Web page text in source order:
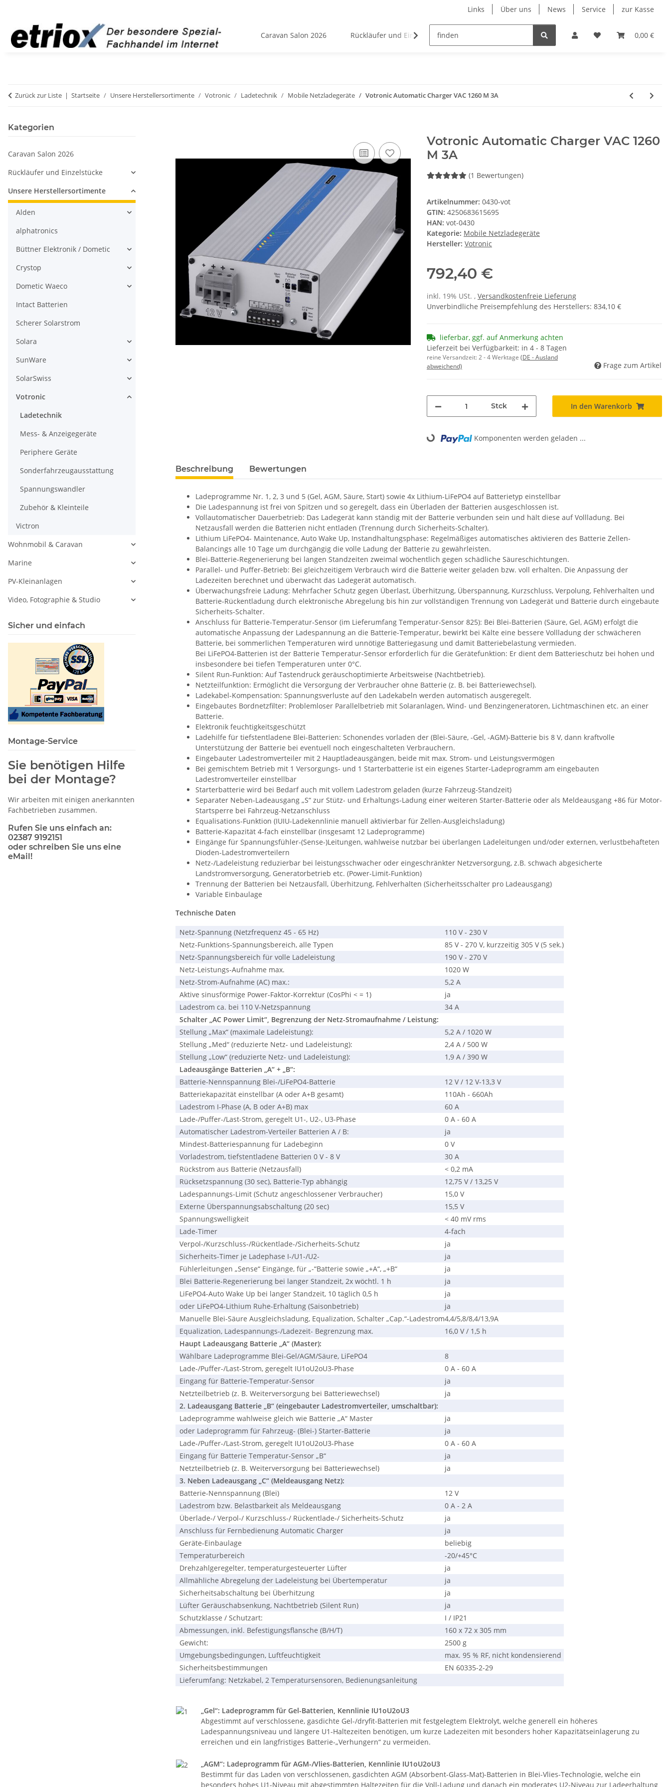
Links Über uns News Service zur Kasse
0,00 €
Caravan Salon 2026 Rückläufer und Einzelstücke Unsere Herstellersortimente Wohnmobil &
Zurück zur Liste Startseite Unsere Herstellersortimente Votronic Ladetechnik Mobile Netzladegeräte Votronic Automatic Charger VAC 1260 M 3A
Votronic Automatic Charger VAC 1260
M 3A
(1 Bewertungen)
Artikelnummer: 0430-vot
GTIN: 4250683615695
HAN: vot-0430
Kategorie: Mobile Netzladegeräte
Hersteller: Votronic
792,40 €
inkl. 19% USt. , Versandkostenfreie Lieferung
Unverbindliche Preisempfehlung des Herstellers: 834,10 €
lieferbar, ggf. auf Anmerkung achten
Lieferzeit bei Verfügbarkeit: in 4 - 8 Tagen
reine Versandzeit:2 - 4 Werktage (DE - Ausland
abweichend)
Frage zum Artikel
Stck In den Warenkorb
Loading... Komponenten werden geladen ...
Beschreibung Bewertungen
Ladeprogramme Nr. 1, 2, 3 und 5 (Gel, AGM, Säure, Start) sowie 4x Lithium-LiFePO4 auf Batterietyp einstellbar
Die Ladespannung ist frei von Spitzen und so geregelt, dass ein Überladen der Batterien ausgeschlossen ist.
Vollautomatischer Dauerbetrieb: Das Ladegerät kann ständig mit der Batterie verbunden sein und hält diese auf Vollladung. Bei
Netzausfall werden die Batterien nicht entladen (Trennung durch Sicherheits-Schalter).
Lithium LiFePO4- Maintenance, Auto Wake Up, Instandhaltungsphase: Regelmäßiges automatisches aktivieren des Batterie Zellen-
Balancings alle 10 Tage um durchgängig die volle Ladung der Batterie zu gewährleisten.
Blei-Batterie-Regenerierung bei langen Standzeiten zweimal wöchentlich gegen schädliche Säureschichtungen.
Parallel- und Puffer-Betrieb: Bei gleichzeitigem Verbrauch wird die Batterie weiter geladen bzw. voll erhalten. Die Anpassung der
Ladezeiten berechnet und überwacht das Ladegerät automatisch.
Überwachungsfreie Ladung: Mehrfacher Schutz gegen Überlast, Überhitzung, Überspannung, Kurzschluss, Verpolung, Fehlverhalten und
Batterie-Rückentladung durch elektronische Abregelung bis hin zur vollständigen Trennung von Ladegerät und Batterie durch eingebaute
Sicherheits-Schalter.
Anschluss für Batterie-Temperatur-Sensor (im Lieferumfang Temperatur-Sensor 825): Bei Blei-Batterien (Säure, Gel, AGM) erfolgt die
automatische Anpassung der Ladespannung an die Batterie-Temperatur, bewirkt bei Kälte eine bessere Vollladung der schwächeren
Batterie, bei sommerlichen Temperaturen wird unnötige Batteriegasung und damit Batteriebelastung vermieden.
Bei LiFePO4-Batterien ist der Batterie Temperatur-Sensor erforderlich für die Gerätefunktion: Er dient dem Batterieschutz bei hohen und
insbesondere bei tiefen Temperaturen unter 0°C.
Silent Run-Funktion: Auf Tastendruck geräuschoptimierte Arbeitsweise (Nachtbetrieb).
Netzteilfunktion: Ermöglicht die Versorgung der Verbraucher ohne Batterie (z. B. bei Batteriewechsel).
Ladekabel-Kompensation: Spannungsverluste auf den Ladekabeln werden automatisch ausgeregelt.
Eingebautes Bordnetzfilter: Problemloser Parallelbetrieb mit Solaranlagen, Wind- und Benzingeneratoren, Lichtmaschinen etc. an einer
Batterie.
Elektronik feuchtigkeitsgeschützt
Ladehilfe für tiefstentladene Blei-Batterien: Schonendes vorladen der (Blei-Säure, -Gel, -AGM)-Batterie bis 8 V, dann kraftvolle
Unterstützung der Batterie bei eventuell noch eingeschalteten Verbrauchern.
Eingebauter Ladestromverteiler mit 2 Hauptladeausgängen, beide mit max. Strom- und Leistungsvermögen
Bei gemischtem Betrieb mit 1 Versorgungs- und 1 Starterbatterie ist ein eigenes Starter-Ladeprogramm am eingebauten
Ladestromverteiler einstellbar
Starterbatterie wird bei Bedarf auch mit vollem Ladestrom geladen (kurze Fahrzeug-Standzeit)
Separater Neben-Ladeausgang „S“ zur Stütz- und Erhaltungs-Ladung einer weiteren Starter-Batterie oder als Meldeausgang +86 für Motor-
Startsperre bei Fahrzeug-Netzanschluss
Equalisations-Funktion (IUIU-Ladekennlinie manuell aktivierbar für Zellen-Ausgleichsladung)
Batterie-Kapazität 4-fach einstellbar (insgesamt 12 Ladeprogramme)
Eingänge für Spannungsfühler-(Sense-)Leitungen, wahlweise nutzbar bei überlangen Ladeleitungen und/oder externen, verlustbehafteten
Dioden-Ladestromverteilern
Netz-/Ladeleistung reduzierbar bei leistungsschwacher oder eingeschränkter Netzversorgung, z.B. schwach abgesicherte
Landstromversorgung, Generatorbetrieb etc. (Power-Limit-Funktion)
Trennung der Batterien bei Netzausfall, Überhitzung, Fehlverhalten (Sicherheitsschalter pro Ladeausgang)
Variable Einbaulage
Technische Daten
Netz-Spannung (Netzfrequenz 45 - 65 Hz)
110 V - 230 V
Netz-Funktions-Spannungsbereich, alle Typen
85 V - 270 V, kurzzeitig 305 V (5 sek.)
Netz-Spannungsbereich für volle Ladeleistung
190 V - 270 V
Netz-Leistungs-Aufnahme max.
1020 W
Netz-Strom-Aufnahme (AC) max.:
5,2 A
Aktive sinusförmige Power-Faktor-Korrektur (CosPhi < = 1)
ja
Ladestrom ca. bei 110 V-Netzspannung
34 A
Schalter „AC Power Limit“, Begrenzung der Netz-Stromaufnahme / Leistung:
Stellung „Max“ (maximale Ladeleistung):
5,2 A / 1020 W
Stellung „Med“ (reduzierte Netz- und Ladeleistung):
2,4 A / 500 W
Stellung „Low“ (reduzierte Netz- und Ladeleistung):
1,9 A / 390 W
Ladeausgänge Batterien „A“ + „B“:
Batterie-Nennspannung Blei-/LiFePO4-Batterie
12 V / 12 V-13,3 V
Batteriekapazität einstellbar (A oder A+B gesamt)
110Ah - 660Ah
Ladestrom I-Phase (A, B oder A+B) max
60 A
Lade-/Puffer-/Last-Strom, geregelt U1-, U2-, U3-Phase
0 A - 60 A
Automatischer Ladestrom-Verteiler Batterien A / B:
ja
Mindest-Batteriespannung für Ladebeginn
0 V
Vorladestrom, tiefstentladene Batterien 0 V - 8 V
30 A
Rückstrom aus Batterie (Netzausfall)
< 0,2 mA
Rücksetzspannung (30 sec), Batterie-Typ abhängig
12,75 V / 13,25 V
Ladespannungs-Limit (Schutz angeschlossener Verbraucher)
15,0 V
Externe Überspannungsabschaltung (20 sec)
15,5 V
Spannungswelligkeit
< 40 mV rms
Lade-Timer
4-fach
Verpol-/Kurzschluss-/Rückentlade-/Sicherheits-Schutz
ja
Sicherheits-Timer je Ladephase I-/U1-/U2-
ja
Fühlerleitungen „Sense“ Eingänge, für „-“Batterie sowie „+A“, „+B“
ja
Blei Batterie-Regenerierung bei langer Standzeit, 2x wöchtl. 1 h
ja
LiFePO4-Auto Wake Up bei langer Standzeit, 10 täglich 0,5 h
ja
oder LiFePO4-Lithium Ruhe-Erhaltung (Saisonbetrieb)
ja
Manuelle Blei-Säure Ausgleichsladung, Equalization, Schalter „Cap.“-Ladestrom4,4/5,8/8,4/13,9A
Equalization, Ladespannungs-/Ladezeit- Begrenzung max.
16,0 V / 1,5 h
Haupt Ladeausgang Batterie „A“ (Master):
Wählbare Ladeprogramme Blei-Gel/AGM/Säure, LiFePO4
8
Lade-/Puffer-/Last-Strom, geregelt IU1oU2oU3-Phase
0 A - 60 A
Eingang für Batterie-Temperatur-Sensor
ja
Netzteilbetrieb (z. B. Weiterversorgung bei Batteriewechsel)
ja
2. Ladeausgang Batterie „B“ (eingebauter Ladestromverteiler, umschaltbar):
Ladeprogramme wahlweise gleich wie Batterie „A“ Master
ja
oder Ladeprogramm für Fahrzeug- (Blei-) Starter-Batterie
ja
Lade-/Puffer-/Last-Strom, geregelt IU1oU2oU3-Phase
0 A - 60 A
Eingang für Batterie Temperatur-Sensor „B“
ja
Netzteilbetrieb (z. B. Weiterversorgung bei Batteriewechsel)
ja
3. Neben Ladeausgang „C“ (Meldeausgang Netz):
Batterie-Nennspannung (Blei)
12 V
Ladestrom bzw. Belastbarkeit als Meldeausgang
0 A - 2 A
Überlade-/ Verpol-/ Kurzschluss-/ Rückentlade-/ Sicherheits-Schutz
ja
Anschluss für Fernbedienung Automatic Charger
ja
Geräte-Einbaulage
beliebig
Temperaturbereich
-20/+45°C
Drehzahlgeregelter, temperaturgesteuerter Lüfter
ja
Allmähliche Abregelung der Ladeleistung bei Übertemperatur
ja
Sicherheitsabschaltung bei Überhitzung
ja
Lüfter Geräuschabsenkung, Nachtbetrieb (Silent Run)
ja
Schutzklasse / Schutzart:
I / IP21
Abmessungen, inkl. Befestigungsflansche (B/H/T)
160 x 72 x 305 mm
Gewicht:
2500 g
Umgebungsbedingungen, Luftfeuchtigkeit
max. 95 % RF, nicht kondensierend
Sicherheitsbestimmungen
EN 60335-2-29
Lieferumfang: Netzkabel, 2 Temperatursensoren, Bedienungsanleitung
„Gel“: Ladeprogramm für Gel-Batterien, Kennlinie IU1oU2oU3
Abgestimmt auf verschlossene, gasdichte Gel-/dryfit-Batterien mit festgelegtem Elektrolyt, welche generell ein höheres
Ladespannungsniveau und längere U1-Haltezeiten benötigen, um kurze Ladezeiten mit besonders hoher Kapazitätseinlagerung zu
erreichen und ein langfristiges Batterie-„Verhungern“ zu vermeiden.
„AGM“: Ladeprogramm für AGM-/Vlies-Batterien, Kennlinie IU1oU2oU3
Bestimmt für das Laden von verschlossenen, gasdichten AGM (Absorbent-Glass-Mat)-Batterien in Blei-Vlies-Technologie, welche ein
besonders hohes U1-Niveau mit abgestimmten Haltezeiten für die Voll-Ladung und danach ein moderates U2-Niveau zur Ladeerhaltung
Kategorien
Caravan Salon 2026
Rückläufer und Einzelstücke
Unsere Herstellersortimente
Alden
alphatronics
Büttner Elektronik / Dometic
Crystop
Dometic Waeco
Intact Batterien
Scherer Solarstrom
Solara
SunWare
SolarSwiss
Votronic
Ladetechnik
Mess- & Anzeigegeräte
Periphere Geräte
Sonderfahrzeugausstattung
Spannungswandler
Zubehör & Kleinteile
Victron
Wohnmobil & Caravan
Marine
PV-Kleinanlagen
Video, Fotographie & Studio
Sicher und einfach
Montage-Service
Sie benötigen Hilfe
bei der Montage?
Wir arbeiten mit einigen anerkannten
Fachbetrieben zusammen.
Rufen Sie uns einfach an:
02387 9192151
oder schreiben Sie uns eine
eMail!